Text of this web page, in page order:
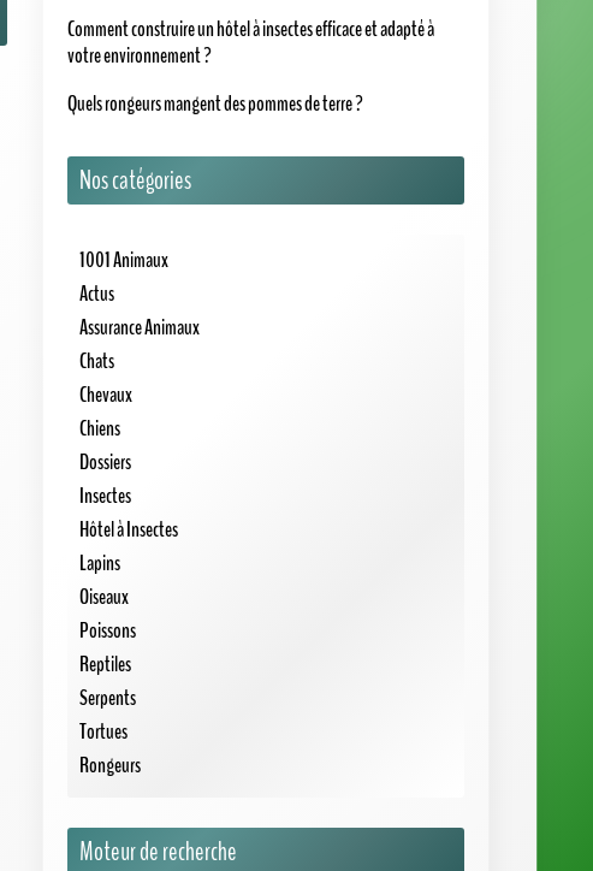
Comment construire un hôtel à insectes efficace et adapté à
votre environnement ?
Quels rongeurs mangent des pommes de terre ?
Nos catégories
1001 Animaux
Actus
Assurance Animaux
Chats
Chevaux
Chiens
Dossiers
Insectes
Hôtel à Insectes
Lapins
Oiseaux
Poissons
Reptiles
Serpents
Tortues
Rongeurs
Moteur de recherche